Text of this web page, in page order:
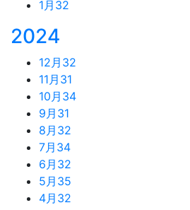
1月 32
2024
12月 32
11月 31
10月 34
9月 31
8月 32
7月 34
6月 32
5月 35
4月 32